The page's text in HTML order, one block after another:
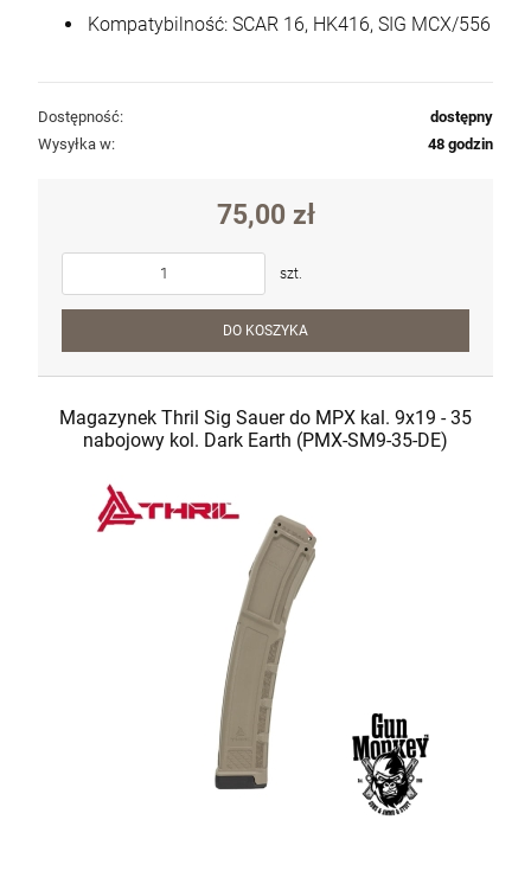
Kompatybilność: SCAR 16, HK416, SIG MCX/556
Dostępność:
dostępny
Wysyłka w:
48 godzin
75,00 zł
szt.
DO KOSZYKA
Magazynek Thril Sig Sauer do MPX kal. 9x19 - 35
nabojowy kol. Dark Earth (PMX-SM9-35-DE)